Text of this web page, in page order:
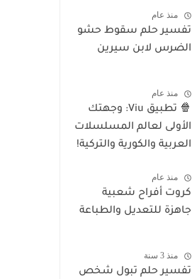
منذ عام
تفسير حلم سقوط حشو
الضرس لابن سيرين
منذ عام
🍿 تطبيق Viu: وجهتك
الأولى لعالم المسلسلات
العربية والكورية والتركية!
منذ عام
كروت أفراح شعبية
جاهزة للتعديل والطباعة
منذ 3 سنة
تفسير حلم تبول شخص